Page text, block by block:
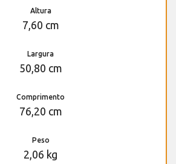
Altura
7,60 cm
Largura
50,80 cm
Comprimento
76,20 cm
Peso
2,06 kg